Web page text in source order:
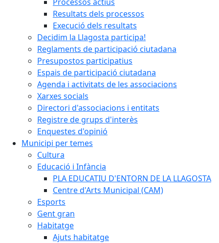
Resultats dels processos
Execució dels resultats
Decidim la Llagosta participa!
Reglaments de participació ciutadana
Presupostos participatius
Espais de participació ciutadana
Agenda i activitats de les associacions
Xarxes socials
Directori d'associacions i entitats
Registre de grups d'interès
Enquestes d'opinió
Municipi per temes
Cultura
Educació i Infància
PLA EDUCATIU D'ENTORN DE LA LLAGOSTA
Centre d'Arts Municipal (CAM)
Esports
Gent gran
Habitatge
Ajuts habitatge